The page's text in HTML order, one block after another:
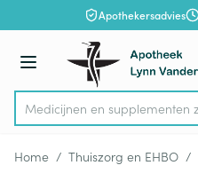
Ga naar de inhoudApothekersadvies
Menu
Product, merk, categorie...
Medicijnen en su
Home / Thuiszorg en EHBO /